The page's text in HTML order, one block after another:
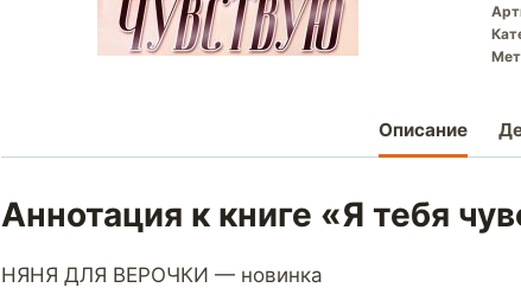
Описание
Аннотация к книге «Я тебя
НЯНЯ ДЛЯ ВЕРОЧКИ — новинка